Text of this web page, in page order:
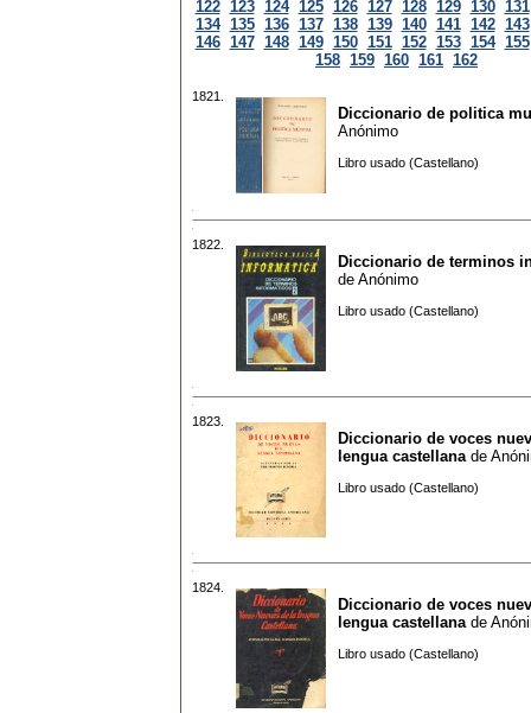
122 123 124 125 126 127 128 129 130 131
134 135 136 137 138 139 140 141 142 143
146 147 148 149 150 151 152 153 154 155
158 159 160 161 162
1821.
Diccionario de politica
Anónimo
Libro usado (Castellano)
1822.
Diccionario de terminos
de Anónimo
Libro usado (Castellano)
1823.
Diccionario de voces
lengua castellana de
Libro usado (Castellano)
1824.
Diccionario de voces
lengua castellana de
Libro usado (Castellano)